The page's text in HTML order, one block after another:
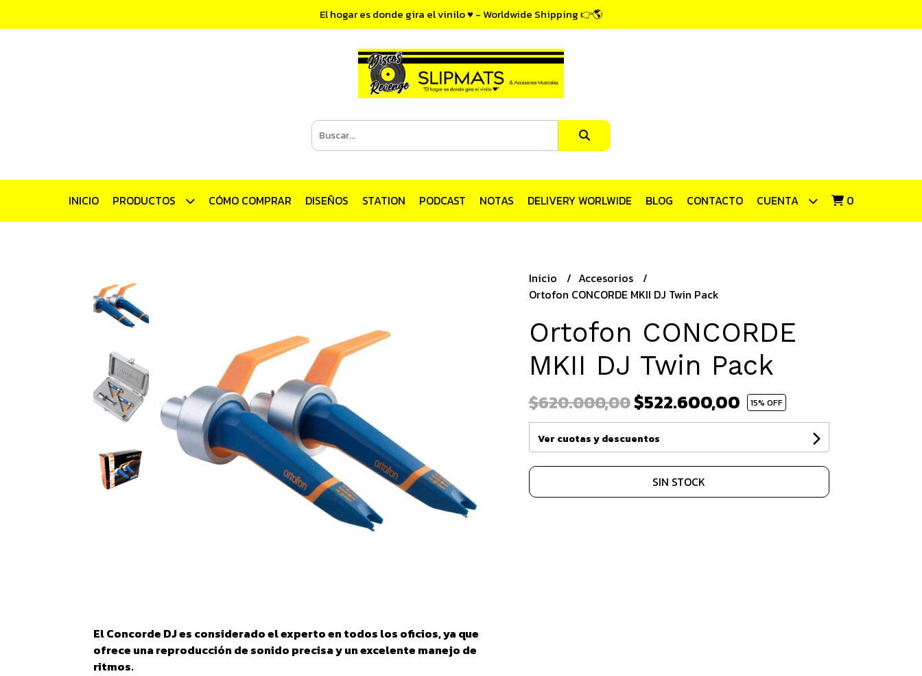
El hogar es donde gira el vinilo ♥ - Worldwide Shipping 👉🌎
INICIO PRODUCTOS CÓMO COMPRAR DISEÑOS STATION PODCAST NOTAS DELIVERY WORLWIDE BLOG CONTACTO CUENTA 0
El Concorde DJ es considerado el experto en todos los oficios, ya que
ofrece una reproducción de sonido precisa y un excelente manejo de
ritmos.
Inicio
Accesorios
Ortofon CONCORDE MKII DJ Twin Pack
Ortofon CONCORDE
MKII DJ Twin Pack
$620.000,00$522.600,00 15% OFF
Ver cuotas y descuentos
SIN STOCK